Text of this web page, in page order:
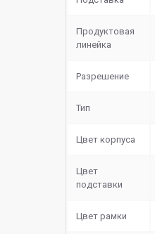
Продуктовая
линейка
Разрешение
Тип
Цвет корпуса
Цвет
подставки
Цвет рамки